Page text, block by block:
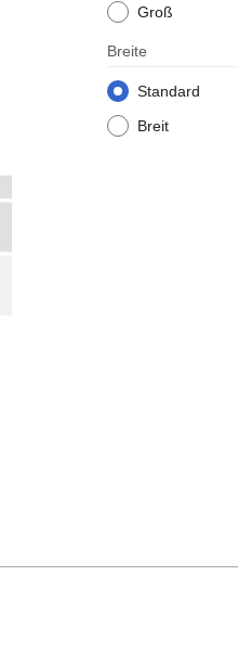
Groß
Breite
Standard
Breit